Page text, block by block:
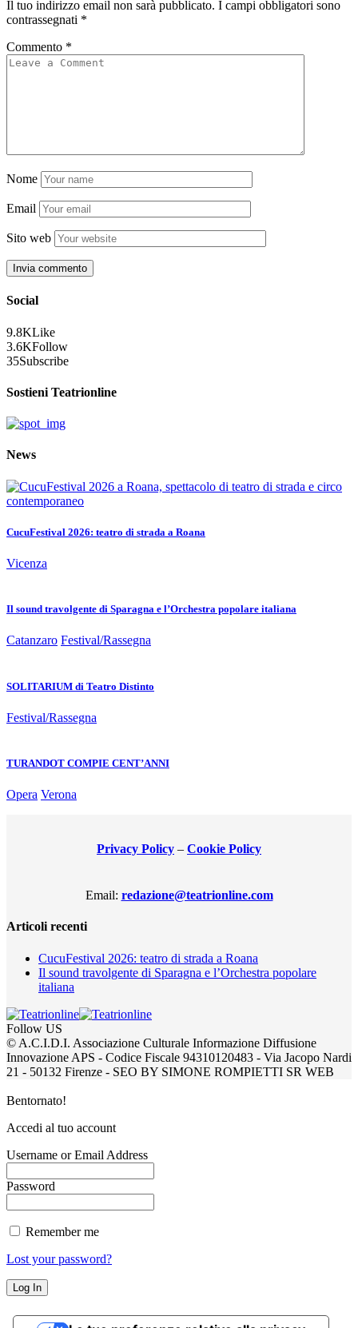
Il tuo indirizzo email non sarà pubblicato. I campi obbligatori sono
contrassegnati *
Commento *
Nome
Email
Sito web
Social
9.8KLike
3.6KFollow
35Subscribe
Sostieni Teatrionline
News
CucuFestival 2026: teatro di strada a Roana
Vicenza
Il sound travolgente di Sparagna e l’Orchestra popolare italiana
Catanzaro Festival/Rassegna
SOLITARIUM di Teatro Distinto
Festival/Rassegna
TURANDOT COMPIE CENT’ANNI
Opera Verona
Privacy Policy – Cookie Policy
Email: redazione@teatrionline.com
Articoli recenti
CucuFestival 2026: teatro di strada a Roana
Il sound travolgente di Sparagna e l’Orchestra popolare
italiana
Follow US
© A.C.I.D.I. Associazione Culturale Informazione Diffusione
Innovazione APS - Codice Fiscale 94310120483 - Via Jacopo Nardi
21 - 50132 Firenze - SEO BY SIMONE ROMPIETTI SR WEB
Bentornato!
Accedi al tuo account
Username or Email Address
Password
Remember me
Lost your password?